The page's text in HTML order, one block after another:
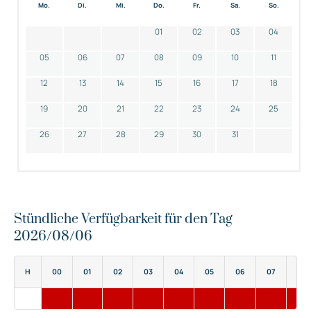
Mo. Di. Mi. Do. Fr. Sa. So.
01 02 03 04
05 06 07 08 09 10 11
12 13 14 15 16 17 18
19 20 21 22 23 24 25
26 27 28 29 30 31
Stündliche Verfügbarkeit für den Tag
2026/08/06
H 00 01 02 03 04 05 06 07